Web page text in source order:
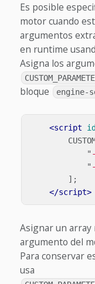
Es posible
motor cuando
argumentos
en runtime
Asigna los
bloque
engine-
<script
"
"
];
</script>
Asignar un array
argumento del
Para conservar
usa